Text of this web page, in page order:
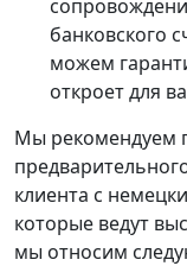
банковского
можем
откроет для
Мы рекомендуем
клиента с
которые ведут
мы относим